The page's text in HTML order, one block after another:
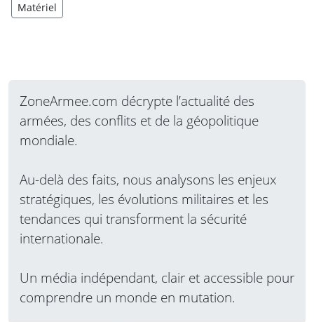
Matériel
ZoneArmee.com décrypte l’actualité des
armées, des conflits et de la géopolitique
mondiale.
Au-delà des faits, nous analysons les enjeux
stratégiques, les évolutions militaires et les
tendances qui transforment la sécurité
internationale.
Un média indépendant, clair et accessible pour
comprendre un monde en mutation.